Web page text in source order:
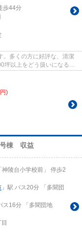
歩44分
。多くの方に好評な、清潔
坪以上をどう扱いになるか
)
号棟 収益
神陵台小学校前」 停歩2
」駅 バス20分 「多聞団
ス16分 「多聞団地